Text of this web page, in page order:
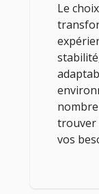
Le
trouver
vos